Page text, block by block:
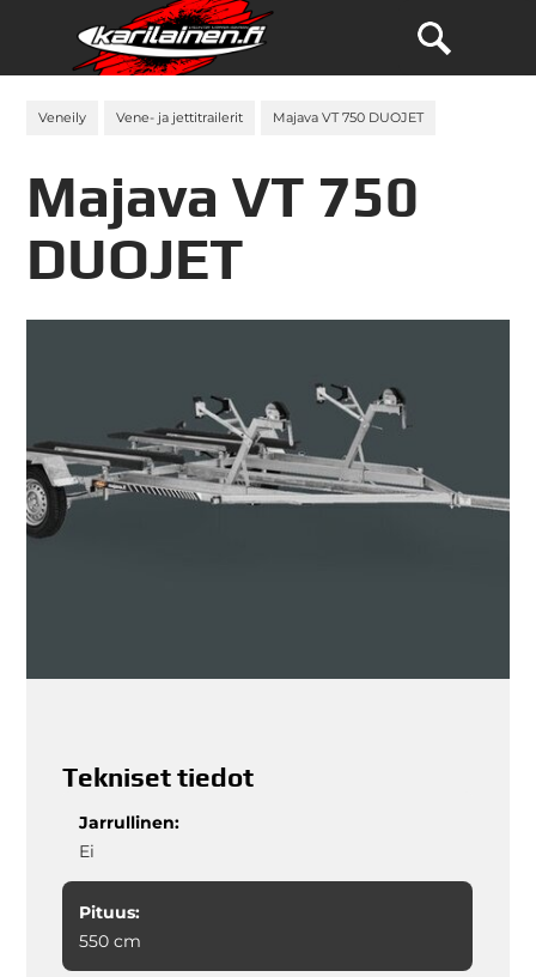
Veneily Vene- ja jettitrailerit Majava VT 750 DUOJET
Majava VT 750
DUOJET
Tekniset tiedot
Jarrullinen:
Ei
Pituus:
550 cm